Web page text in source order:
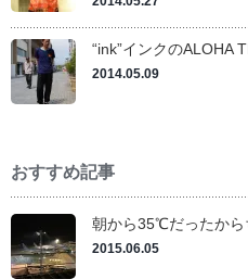
“ink”インクのALOHA
2014.05.09
おすすめ記事
朝から35℃だったから
2015.06.05